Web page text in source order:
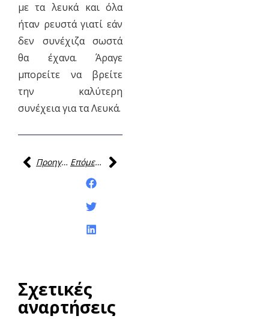
με τα λευκά και όλα
ήταν ρευστά γιατί εάν
δεν συνέχιζα σωστά
θα έχανα. Άραγε
μπορείτε να βρείτε
την καλύτερη
συνέχεια για τα Λευκά.
Προηγούμενη
Επόμενη
Σχετικές
αναρτήσεις